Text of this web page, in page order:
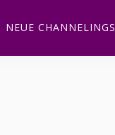
NEUE CHANNELINGS